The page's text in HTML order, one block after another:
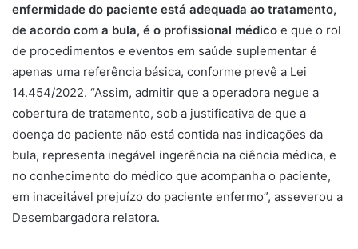
enfermidade do paciente está adequada ao tratamento,
de acordo com a bula, é o profissional médico e que o rol
de procedimentos e eventos em saúde suplementar é
apenas uma referência básica, conforme prevê a Lei
14.454/2022. “Assim, admitir que a operadora negue a
cobertura de tratamento, sob a justificativa de que a
doença do paciente não está contida nas indicações da
bula, representa inegável ingerência na ciência médica, e
no conhecimento do médico que acompanha o paciente,
em inaceitável prejuízo do paciente enfermo”, asseverou a
Desembargadora relatora.